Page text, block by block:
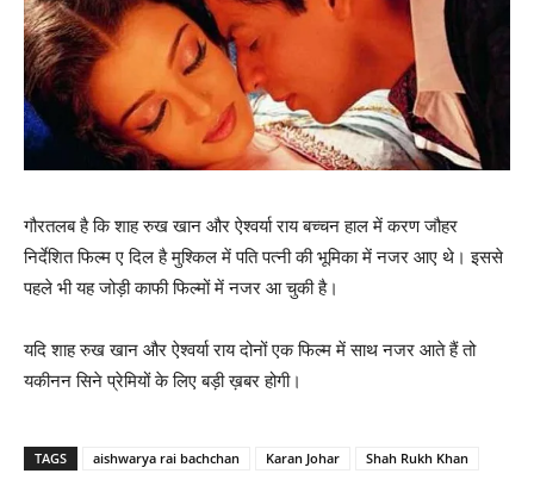
गौरतलब है कि शाह रुख खान और ऐश्‍वर्या राय बच्‍चन हाल में करण जौहर
निर्देशित फिल्‍म ए दिल है मुश्‍किल में पति पत्‍नी की भूमिका में नजर आए थे। इससे
पहले भी यह जोड़ी काफी फिल्‍मों में नजर आ चुकी है।
यदि शाह रुख खान और ऐश्‍वर्या राय दोनों एक फिल्‍म में साथ नजर आते हैं तो
यकीनन सिने प्रेमियों के लिए बड़ी ख़बर होगी।
TAGS aishwarya rai bachchan Karan Johar Shah Rukh Khan